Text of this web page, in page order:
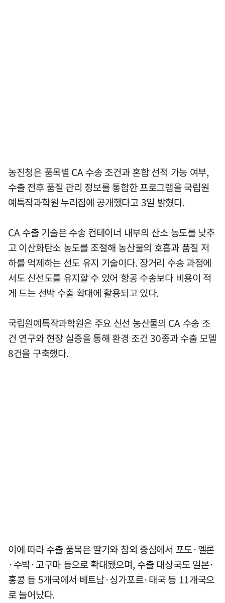
농진청은 품목별 CA 수송 조건과 혼합 선적 가능 여부,
수출 전후 품질 관리 정보를 통합한 프로그램을 국립원
예특작과학원 누리집에 공개했다고 3일 밝혔다.
CA 수출 기술은 수송 컨테이너 내부의 산소 농도를 낮추
고 이산화탄소 농도를 조절해 농산물의 호흡과 품질 저
하를 억제하는 선도 유지 기술이다. 장거리 수송 과정에
서도 신선도를 유지할 수 있어 항공 수송보다 비용이 적
게 드는 선박 수출 확대에 활용되고 있다.
국립원예특작과학원은 주요 신선 농산물의 CA 수송 조
건 연구와 현장 실증을 통해 환경 조건 30종과 수출 모델
8건을 구축했다.
이에 따라 수출 품목은 딸기와 참외 중심에서 포도·멜론
·수박·고구마 등으로 확대됐으며, 수출 대상국도 일본·
홍콩 등 5개국에서 베트남·싱가포르·태국 등 11개국으
로 늘어났다.